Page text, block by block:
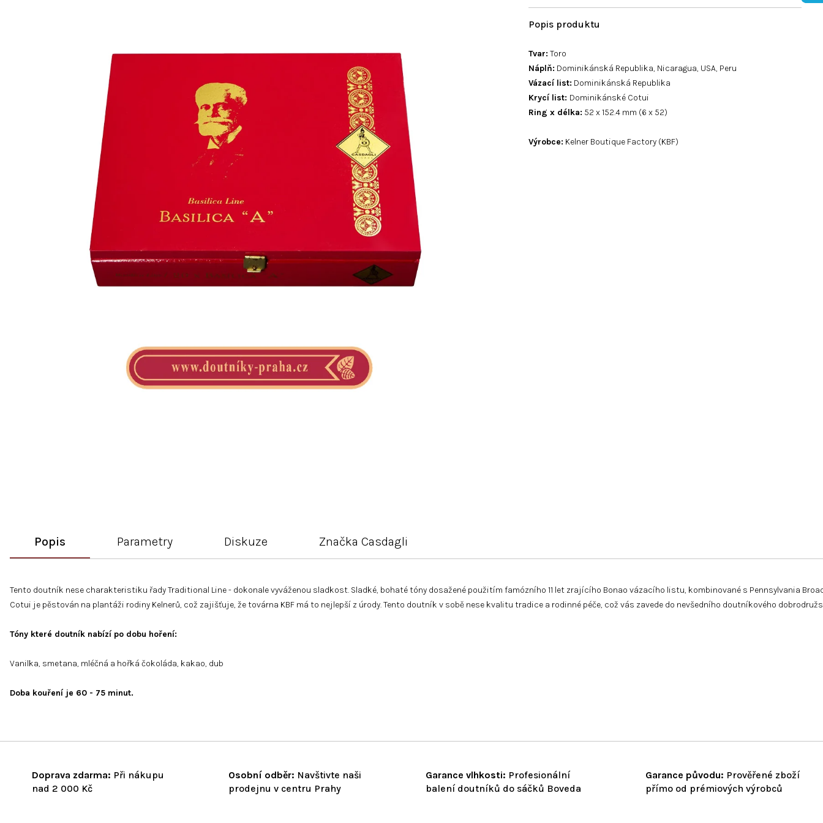
Tvar: Toro
Náplň: Dominikánská Republika, Nicaragua, USA, Peru
Vázací list: Dominikánská Republika
Krycí list: Dominikánské Cotui
Ring x délka: 52 x 152.4 mm (6 x 52)
Výrobce: Kelner Boutique Factory (KBF)
Doprava zdarma: Při nákupu
nad 2 000 Kč
Osobní odběr: Navštivte naši
prodejnu v centru Prahy
Garance vlhkosti: Profesionální
balení doutníků do sáčků Boveda
Garance původu: Prověřené zboží
přímo od prémiových výrobců
Popis Parametry Diskuze Značka Casdagli
Tento doutník nese charakteristiku řady Traditional Line - dokonale vyváženou sladkost. Sladké, bohaté tóny dosažené použitím famózního 11 let zrajícího Bonao vázacího listu, kombinované s Pennsylvania
Cotui je pěstován na plantáži rodiny Kelnerů, což zajišťuje, že továrna KBF má to nejlepší z úrody. Tento doutník v sobě nese kvalitu tradice a rodinné péče, což vás zavede do nevšedního doutníkového
Tóny které doutník nabízí po dobu hoření:
Vanilka, smetana, mléčná a hořká čokoláda, kakao, dub
Doba kouření je 60 - 75 minut.